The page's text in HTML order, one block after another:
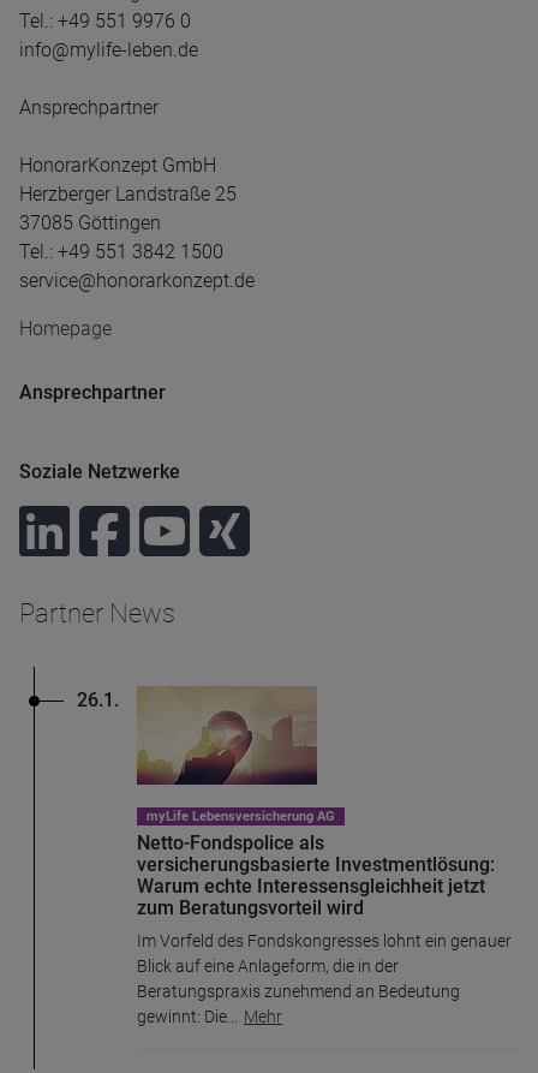
Tel.: +49 551 9976 0
info@mylife-leben.de
Ansprechpartner
HonorarKonzept GmbH
Herzberger Landstraße 25
37085 Göttingen
Tel.: +49 551 3842 1500
service@honorarkonzept.de
Homepage
Ansprechpartner
Soziale Netzwerke
Partner News
26.1.
myLife Lebensversicherung AG
Netto-Fondspolice als
versicherungsbasierte Investmentlösung:
Warum echte Interessensgleichheit jetzt
zum Beratungsvorteil wird
Im Vorfeld des Fondskongresses lohnt ein genauer
Blick auf eine Anlageform, die in der
Beratungspraxis zunehmend an Bedeutung
gewinnt: Die
Mehr